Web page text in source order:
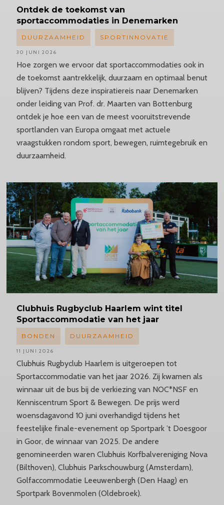
Ontdek de toekomst van
sportaccommodaties in Denemarken
Hoe zorgen we ervoor dat sportaccommodaties ook in
de toekomst aantrekkelijk, duurzaam en optimaal benut
blijven? Tijdens deze inspiratiereis naar Denemarken
onder leiding van Prof. dr. Maarten van Bottenburg
ontdek je hoe een van de meest vooruitstrevende
sportlanden van Europa omgaat met actuele
vraagstukken rondom sport, bewegen, ruimtegebruik en
duurzaamheid.
DUURZAAMHEID SPORTINNOVATIE
30 JUNI 2026
Clubhuis Rugbyclub Haarlem wint titel
Sportaccommodatie van het jaar
Clubhuis Rugbyclub Haarlem is uitgeroepen tot
Sportaccommodatie van het jaar 2026. Zij kwamen als
winnaar uit de bus bij de verkiezing van NOC*NSF en
Kenniscentrum Sport & Bewegen. De prijs werd
woensdagavond 10 juni overhandigd tijdens het
feestelijke finale-evenement op Sportpark ’t Doesgoor
in Goor, de winnaar van 2025. De andere
genomineerden waren Clubhuis Korfbalvereniging Nova
(Bilthoven), Clubhuis Parkschouwburg (Amsterdam),
Golfaccommodatie Leeuwenbergh (Den Haag) en
Sportpark Bovenmolen (Oldebroek).
BONDEN DUURZAAMHEID
11 JUNI 2026